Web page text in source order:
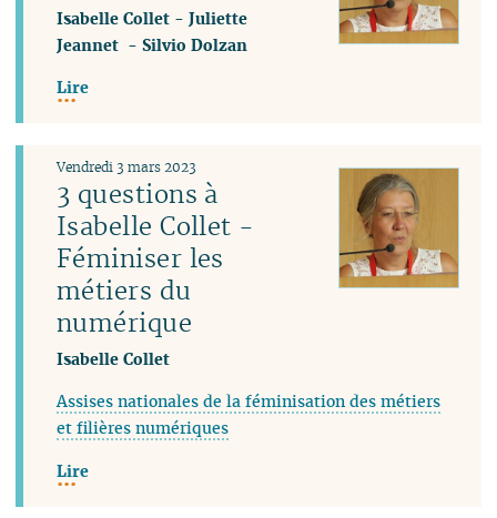
Isabelle Collet -Juliette
Jeannet -Silvio Dolzan
Lire
3 questions à
Isabelle Collet -
Féminiser les
métiers du
numérique
Vendredi 3 mars 2023
Isabelle Collet
Assises nationales de la féminisation des métiers
et filières numériques
Lire